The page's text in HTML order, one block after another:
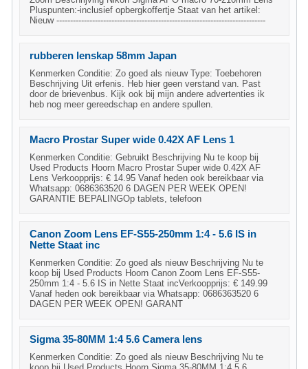
Pluspunten:-inclusief opbergkoffertje Staat van het artikel:
Nieuw ----------------------------------------------------------------------------
rubberen lenskap 58mm Japan
Kenmerken Conditie: Zo goed als nieuw Type: Toebehoren
Beschrijving Uit erfenis. Heb hier geen verstand van. Past
door de brievenbus. Kijk ook bij mijn andere advertenties ik
heb nog meer gereedschap en andere spullen.
Macro Prostar Super wide 0.42X AF Lens 1
Kenmerken Conditie: Gebruikt Beschrijving Nu te koop bij
Used Products Hoorn Macro Prostar Super wide 0.42X AF
Lens Verkoopprijs: € 14.95 Vanaf heden ook bereikbaar via
Whatsapp: 0686363520 6 DAGEN PER WEEK OPEN!
GARANTIE BEPALINGOp tablets, telefoon
Canon Zoom Lens EF-S55-250mm 1:4 - 5.6 IS in
Nette Staat inc
Kenmerken Conditie: Zo goed als nieuw Beschrijving Nu te
koop bij Used Products Hoorn Canon Zoom Lens EF-S55-
250mm 1:4 - 5.6 IS in Nette Staat incVerkoopprijs: € 149.99
Vanaf heden ook bereikbaar via Whatsapp: 0686363520 6
DAGEN PER WEEK OPEN! GARANT
Sigma 35-80MM 1:4 5.6 Camera lens
Kenmerken Conditie: Zo goed als nieuw Beschrijving Nu te